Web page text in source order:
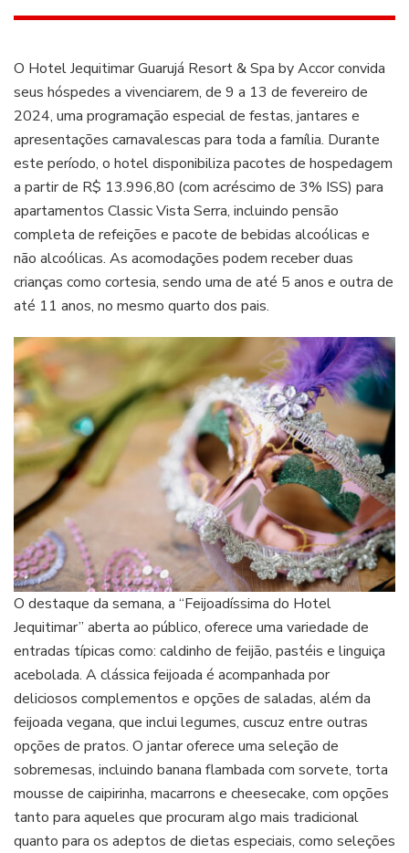
O Hotel Jequitimar Guarujá Resort & Spa by Accor convida
seus hóspedes a vivenciarem, de 9 a 13 de fevereiro de
2024, uma programação especial de festas, jantares e
apresentações carnavalescas para toda a família. Durante
este período, o hotel disponibiliza pacotes de hospedagem
a partir de R$ 13.996,80 (com acréscimo de 3% ISS) para
apartamentos Classic Vista Serra, incluindo pensão
completa de refeições e pacote de bebidas alcoólicas e
não alcoólicas. As acomodações podem receber duas
crianças como cortesia, sendo uma de até 5 anos e outra de
até 11 anos, no mesmo quarto dos pais.
O destaque da semana, a “Feijoadíssima do Hotel
Jequitimar” aberta ao público, oferece uma variedade de
entradas típicas como: caldinho de feijão, pastéis e linguiça
acebolada. A clássica feijoada é acompanhada por
deliciosos complementos e opções de saladas, além da
feijoada vegana, que inclui legumes, cuscuz entre outras
opções de pratos. O jantar oferece uma seleção de
sobremesas, incluindo banana flambada com sorvete, torta
mousse de caipirinha, macarrons e cheesecake, com opções
tanto para aqueles que procuram algo mais tradicional
quanto para os adeptos de dietas especiais, como seleções